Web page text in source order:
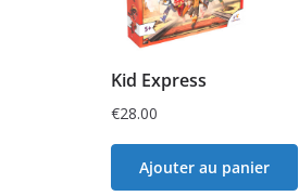
Kid Express
€28.00
Ajouter au panier